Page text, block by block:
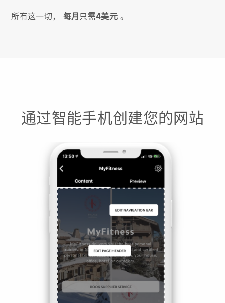
所有这一切， 每月 只需4美元。
通过智能手机创建您的网站